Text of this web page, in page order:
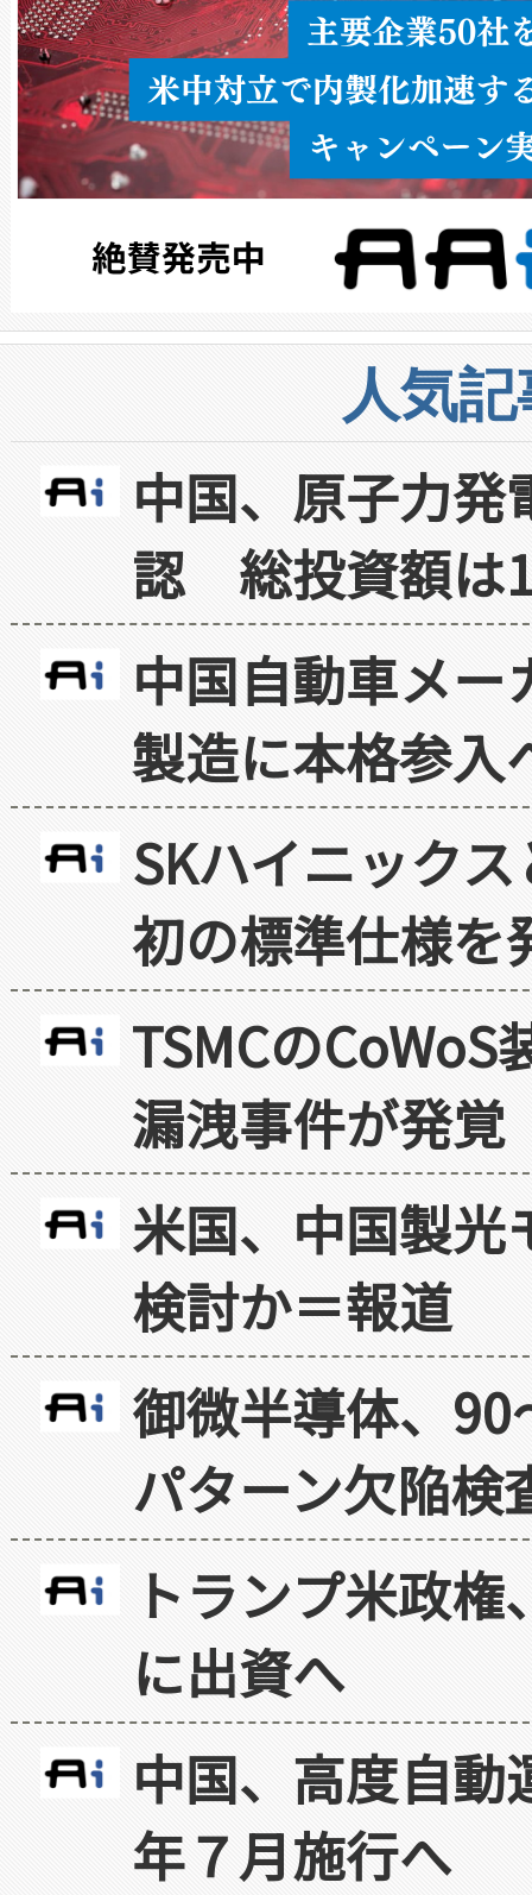
人気
中国、原子力
認 総投資額は
中国自動車メ
製造に本格参入
SKハイニック
初の標準仕様を
TSMCの
漏洩事件が発覚
米国、中国製光
検討か＝報道
御微半導体、
パターン欠陥検
トランプ米政
に出資へ
中国、高度自
年７月施行へ